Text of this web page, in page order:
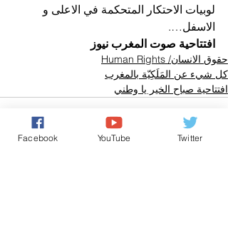
لوبيات الاحتكار المتحكمة في الاعلى و
الاسفل….
افتتاحية صوت المغرب نيوز
حقوق الانسان/ Human Rights
كل شيء عن المَلَكِيّة بالمغرب
افتتاحية صباح الخير يا وطني
Facebook YouTube Twitter